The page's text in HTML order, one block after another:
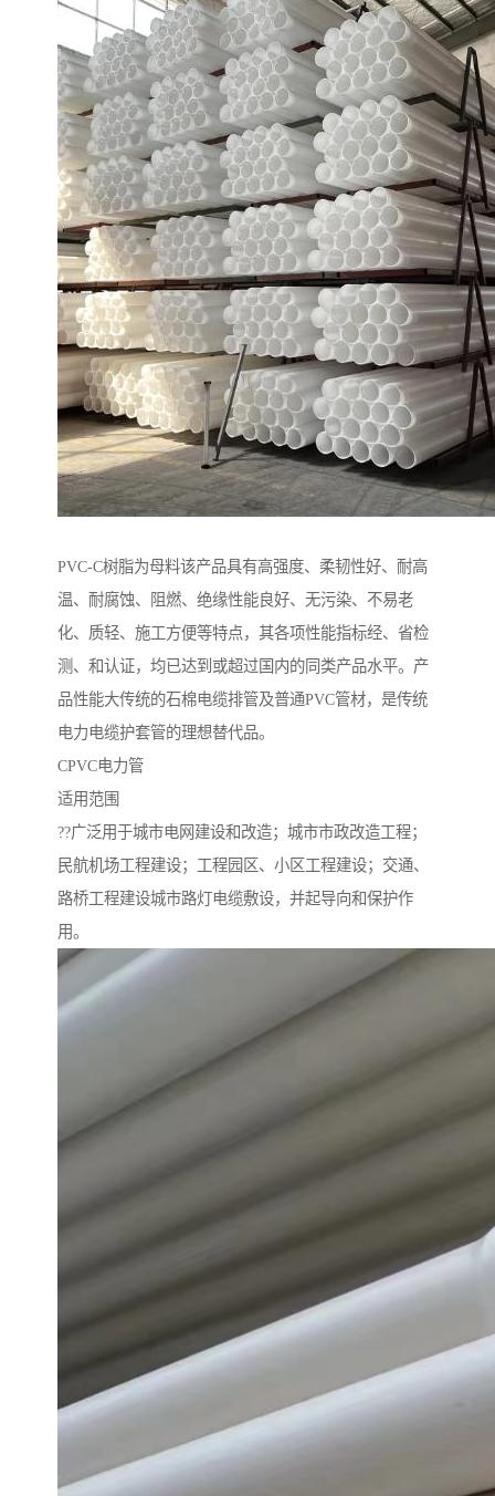
PVC-C树脂为母料该产品具有高强度、柔韧性好、耐高
温、耐腐蚀、阻燃、绝缘性能良好、无污染、不易老
化、质轻、施工方便等特点，其各项性能指标经、省检
测、和认证，均已达到或超过国内的同类产品水平。产
品性能大传统的石棉电缆排管及普通PVC管材，是传统
电力电缆护套管的理想替代品。
CPVC电力管
适用范围
??广泛用于城市电网建设和改造；城市市政改造工程；
民航机场工程建设；工程园区、小区工程建设；交通、
路桥工程建设城市路灯电缆敷设，并起导向和保护作
用。